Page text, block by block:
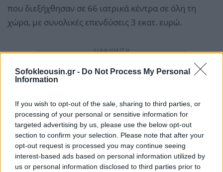
Sofokleousin.gr - Do Not Process My Personal
Information
If you wish to opt-out of the sale, sharing to third parties, or
processing of your personal or sensitive information for
targeted advertising by us, please use the below opt-out
section to confirm your selection. Please note that after your
opt-out request is processed you may continue seeing
interest-based ads based on personal information utilized by
us or personal information disclosed to third parties prior to
που διεξήχθησαν σε 66 ιατρικά κέντρα σε όλη τη
χώρα, με συνολικές επενδύσεις 3 εκατ. ευρώ.